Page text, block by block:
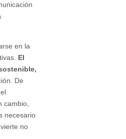
en la
El
De
cambio,
necesario
no